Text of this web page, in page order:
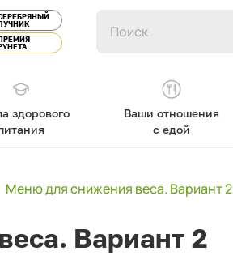
здорового
Ваши отношения
с едой
Меню для снижения веса. Вариант 2
Вариант 2